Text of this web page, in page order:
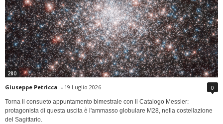
280
Giuseppe Petricca - 19 Luglio 2026 0
Torna il consueto appuntamento bimestrale con il Catalogo Messier:
protagonista di questa uscita è l'ammasso globulare M28, nella costellazione
del Sagittario.